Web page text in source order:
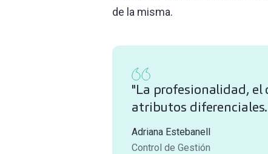
de la misma.
"La profesionalidad, el
atributos
Adriana Estebanell
Control de Gestión